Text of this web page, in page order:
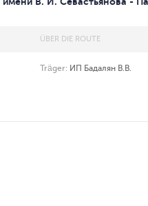
ÜBER DIE ROUTE
Träger: ИП Бадалян В.В.